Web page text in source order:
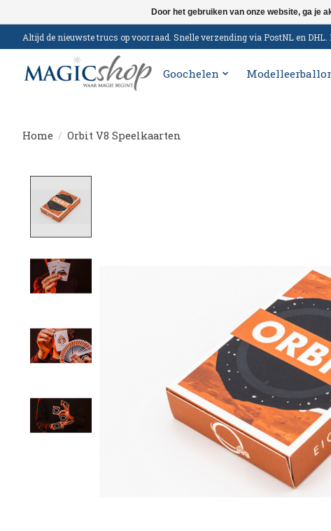
Altijd de nieuwste trucs op voorraad. Snelle verzending via PostNL en
Goochelen
Home / Orbit V8 Speelkaarten
Door het gebruiken van onze website, ga je